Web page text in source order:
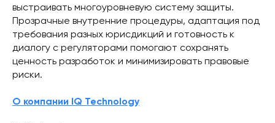
выстраивать многоуровневую систему защиты.
Прозрачные внутренние процедуры, адаптация под
требования разных юрисдикций и готовность к
диалогу с регуляторами помогают сохранять
ценность разработок и минимизировать правовые
риски.
О компании IQ Technology